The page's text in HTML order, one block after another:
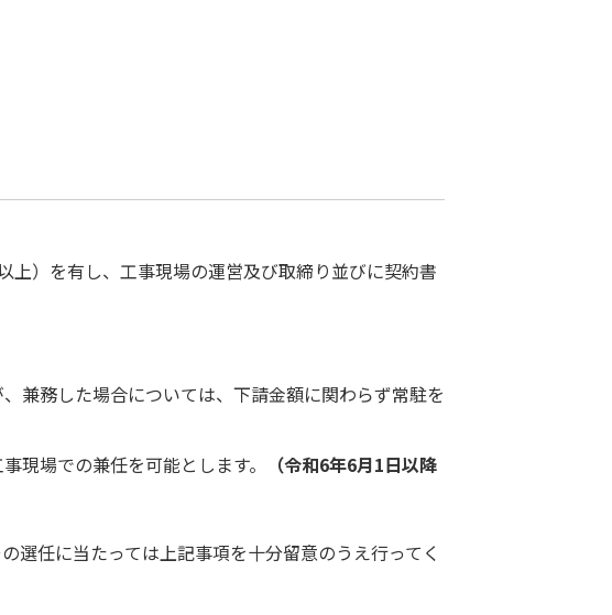
）を有し、工事現場の運営及び取締り並びに契約書
兼務した場合については、下請金額に関わらず常駐を
現場での兼任を可能とします。
（令和6年6月1日以降
選任に当たっては上記事項を十分留意のうえ行ってく